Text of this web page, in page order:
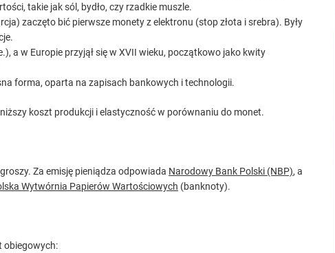
takie jak sól, bydło, czy rzadkie muszle.
zaczęto bić pierwsze monety z elektronu (stop złota i srebra). Były
a w Europie przyjął się w XVII wieku, początkowo jako kwity
forma, oparta na zapisach bankowych i technologii.
koszt produkcji i elastyczność w porównaniu do monet.
Za emisję pieniądza odpowiada Narodowy Bank Polski (NBP), a
Wytwórnia Papierów Wartościowych (banknoty).
obiegowych: